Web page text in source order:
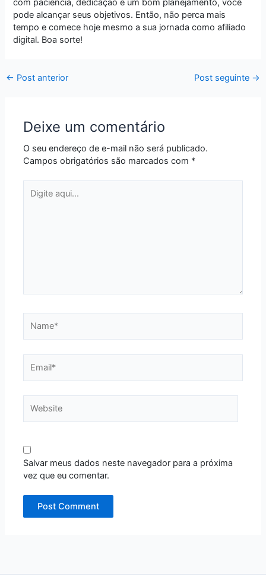
com paciência, dedicação e um bom planejamento, você
pode alcançar seus objetivos. Então, não perca mais
tempo e comece hoje mesmo a sua jornada como afiliado
digital. Boa sorte!
← Post anterior Post seguinte →
Deixe um comentário
O seu endereço de e-mail não será publicado.
Campos obrigatórios são marcados com *
aqui...
Salvar meus dados neste navegador para a próxima
vez que eu comentar.